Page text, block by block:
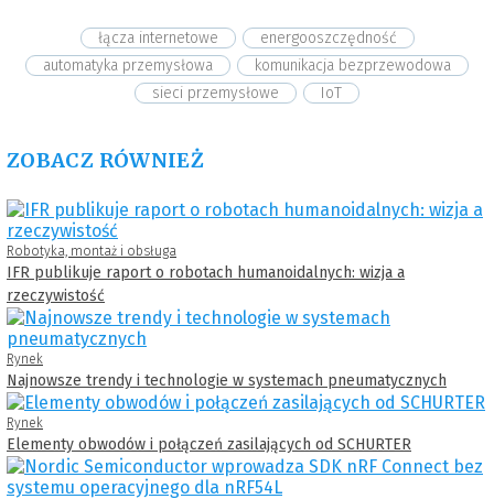
łącza internetowe
energooszczędność
automatyka przemysłowa
komunikacja bezprzewodowa
sieci przemysłowe
IoT
ZOBACZ RÓWNIEŻ
Robotyka, montaż i obsługa
IFR publikuje raport o robotach humanoidalnych: wizja a
rzeczywistość
Rynek
Najnowsze trendy i technologie w systemach pneumatycznych
Rynek
Elementy obwodów i połączeń zasilających od SCHURTER